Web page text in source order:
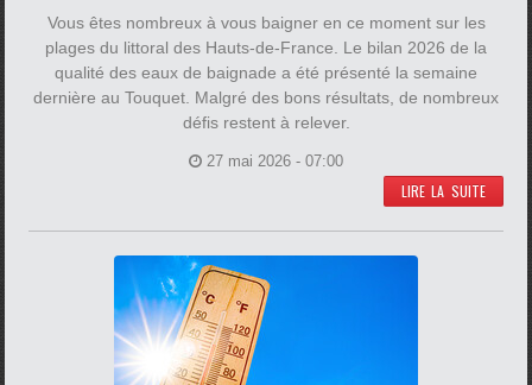
Vous êtes nombreux à vous baigner en ce moment sur les
plages du littoral des Hauts-de-France. Le bilan 2026 de la
qualité des eaux de baignade a été présenté la semaine
dernière au Touquet. Malgré des bons résultats, de nombreux
défis restent à relever.
27 mai 2026 - 07:00
LIRE LA SUITE